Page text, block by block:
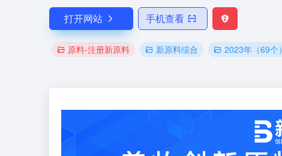
打开网站 手机查看
原料-注册新原料 新原料综合 2023年（69个）